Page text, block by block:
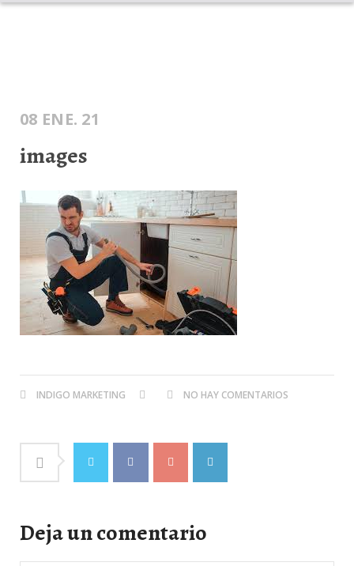
INICIO DESAGOTES DESTAPA CAÑERÍAS
08 ENE. 21
images
INDIGO MARKETING NO HAY COMENTARIOS
Deja un comentario